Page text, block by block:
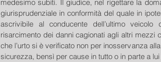
medesimo subiti. Il giudice, nel rigettare la
giurisprudenziale in conformità del quale in
ascrivibile al conducente dell’ultimo
risarcimento dei danni cagionati agli altri mezzi
che l’urto si è verificato non per inosservanza
sicurezza, bensì per cause in tutto o in parte a